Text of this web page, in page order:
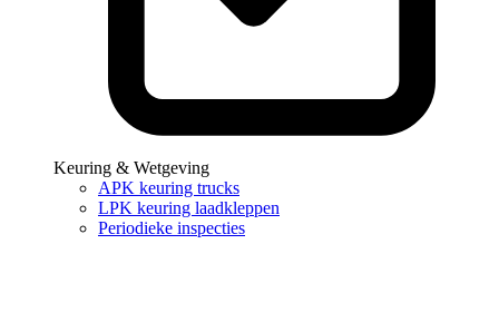
Keuring & Wetgeving
APK keuring trucks
LPK keuring laadkleppen
Periodieke inspecties